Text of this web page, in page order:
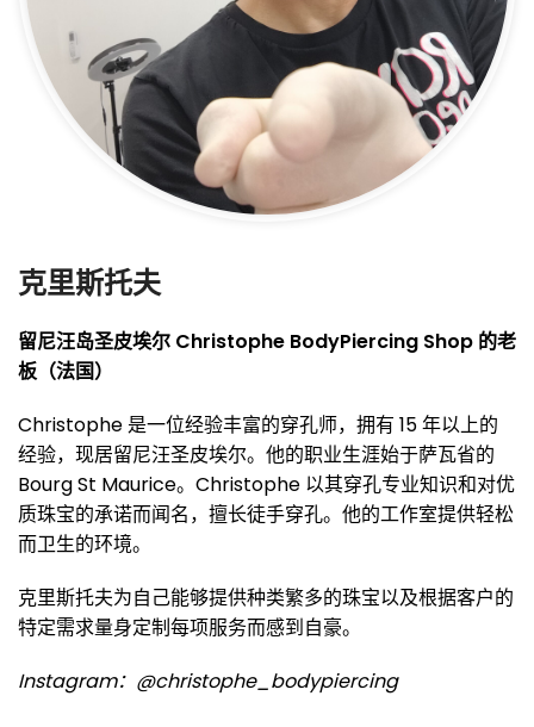
克里斯托夫
留尼汪岛圣皮埃尔 Christophe BodyPiercing Shop 的老
板（法国）
Christophe 是一位经验丰富的穿孔师，拥有 15 年以上的
经验，现居留尼汪圣皮埃尔。他的职业生涯始于萨瓦省的
Bourg St Maurice。Christophe 以其穿孔专业知识和对优
质珠宝的承诺而闻名，擅长徒手穿孔。他的工作室提供轻松
而卫生的环境。
克里斯托夫为自己能够提供种类繁多的珠宝以及根据客户的
特定需求量身定制每项服务而感到自豪。
Instagram：@christophe_bodypiercing